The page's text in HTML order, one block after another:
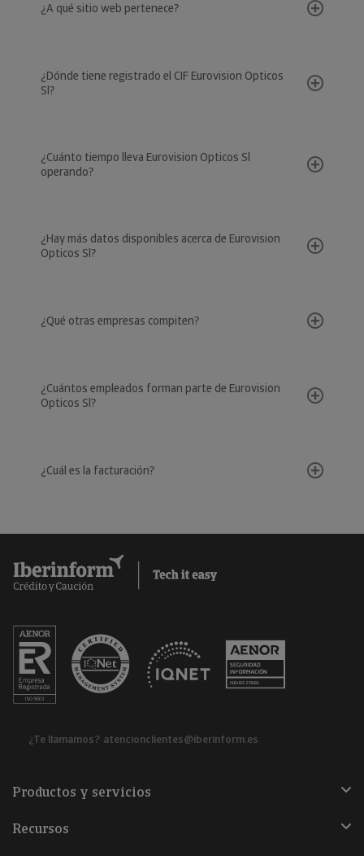
¿A qué sitio web pertenece?
¿Dónde tiene registrado el CIF Eurovision Opticos
Sl?
¿Cuánto tiempo lleva Eurovision Opticos Sl
operando?
¿Hay más datos disponibles acerca de Eurovision
Opticos Sl?
¿Qué otras empresas compiten?
¿Cuántos empleados forman parte de Eurovision
Opticos Sl?
¿Cuál es la facturación?
¿Te llamamos? atencionclientes@iberinform.es
Productos y servicios
Recursos